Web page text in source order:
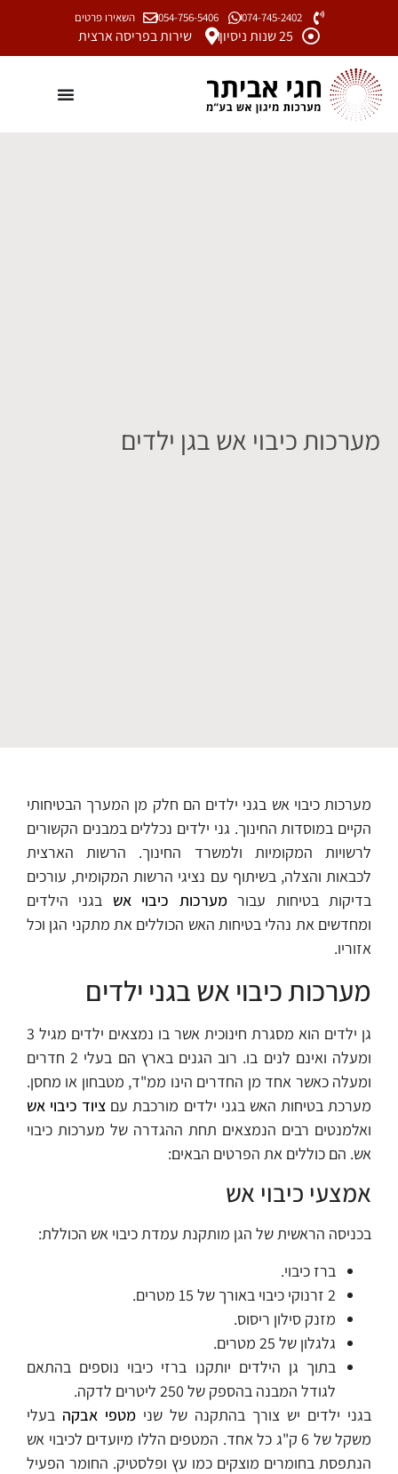
074-745-2402
054-756-5406 השאירו פרטים
25 שנות ניסיון שירות בפריסה ארצית
מערכות כיבוי אש בגן ילדים
מערכות כיבוי אש בגני ילדים הם חלק מן המערך הבטיחותי
הקיים במוסדות החינוך. גני ילדים נכללים במבנים הקשורים
לרשויות המקומיות ולמשרד החינוך. הרשות הארצית
לכבאות והצלה, בשיתוף עם נציגי הרשות המקומית, עורכים
בדיקות בטיחות עבורמערכות כיבוי אש בגני הילדים
ומחדשים את נהלי בטיחות האש הכוללים את מתקני הגן וכל
אזוריו.
מערכות כיבוי אש בגני ילדים
גן ילדים הוא מסגרת חינוכית אשר בו נמצאים ילדים מגיל 3
ומעלה ואינם לנים בו. רוב הגנים בארץ הם בעלי 2 חדרים
ומעלה כאשר אחד מן החדרים הינו ממ"ד, מטבחון או מחסן.
מערכת בטיחות האש בגני ילדים מורכבת עם ציוד כיבוי אש
ואלמנטים רבים הנמצאים תחת ההגדרה של מערכות כיבוי
אש. הם כוללים את הפרטים הבאים:
אמצעי כיבוי אש
בכניסה הראשית של הגן מותקנת עמדת כיבוי אש הכוללת:
ברז כיבוי.
2 זרנוקי כיבוי באורך של 15 מטרים.
מזנק סילון ריסוס.
גלגלון של 25 מטרים.
בתוך גן הילדים יותקנו ברזי כיבוי נוספים בהתאם
לגודל המבנה בהספק של 250 ליטרים לדקה.
בגני ילדים יש צורך בהתקנה של שני מטפי אבקה בעלי
משקל של 6 ק"ג כל אחד. המטפים הללו מיועדים לכיבוי אש
הנתפסת בחומרים מוצקים כמו עץ ופלסטיק. החומר הפעיל